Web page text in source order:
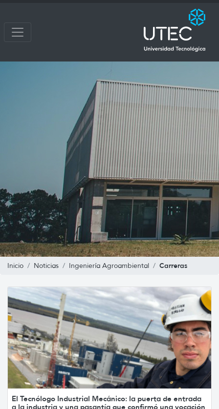
Inicio Noticias Ingeniería Agroambiental Carreras
El Tecnólogo Industrial Mecánico: la puerta de entrada
a la industria y una pasantía que confirmó una vocación